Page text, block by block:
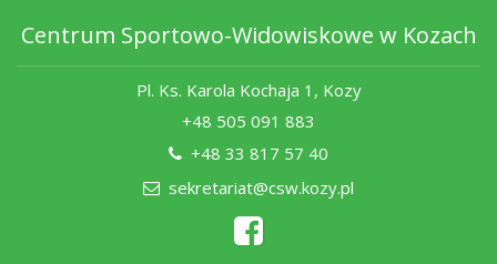
Centrum Sportowo-Widowiskowe w Kozach
Pl. Ks. Karola Kochaja 1, Kozy
+48 505 091 883
+48 33 817 57 40
sekretariat@csw.kozy.pl